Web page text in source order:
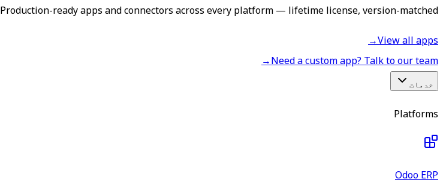
Production-ready apps and connectors across every platform — lifetime license, version-matched.
View all apps
→
Need a custom app? Talk to our team
→
خدمات
Platforms
Odoo ERP